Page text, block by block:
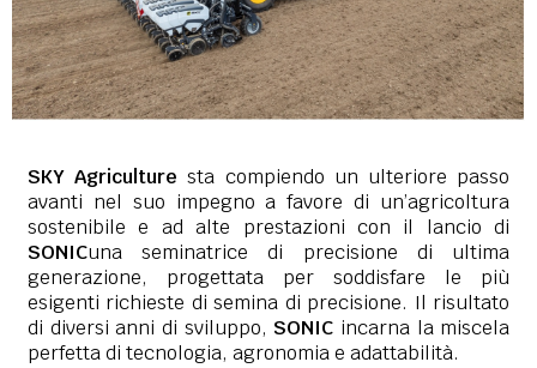
SKY Agriculture sta compiendo un ulteriore passo
avanti nel suo impegno a favore di un’agricoltura
sostenibile e ad alte prestazioni con il lancio di
SONICuna seminatrice di precisione di ultima
generazione, progettata per soddisfare le più
esigenti richieste di semina di precisione. Il risultato
di diversi anni di sviluppo, SONIC incarna la miscela
perfetta di tecnologia, agronomia e adattabilità.